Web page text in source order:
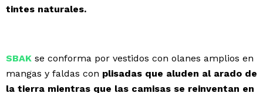
tintes naturales.
SBAK se conforma por vestidos con olanes amplios en
mangas y faldas con plisadas que aluden al arado de
la tierra mientras que las camisas se reinventan en